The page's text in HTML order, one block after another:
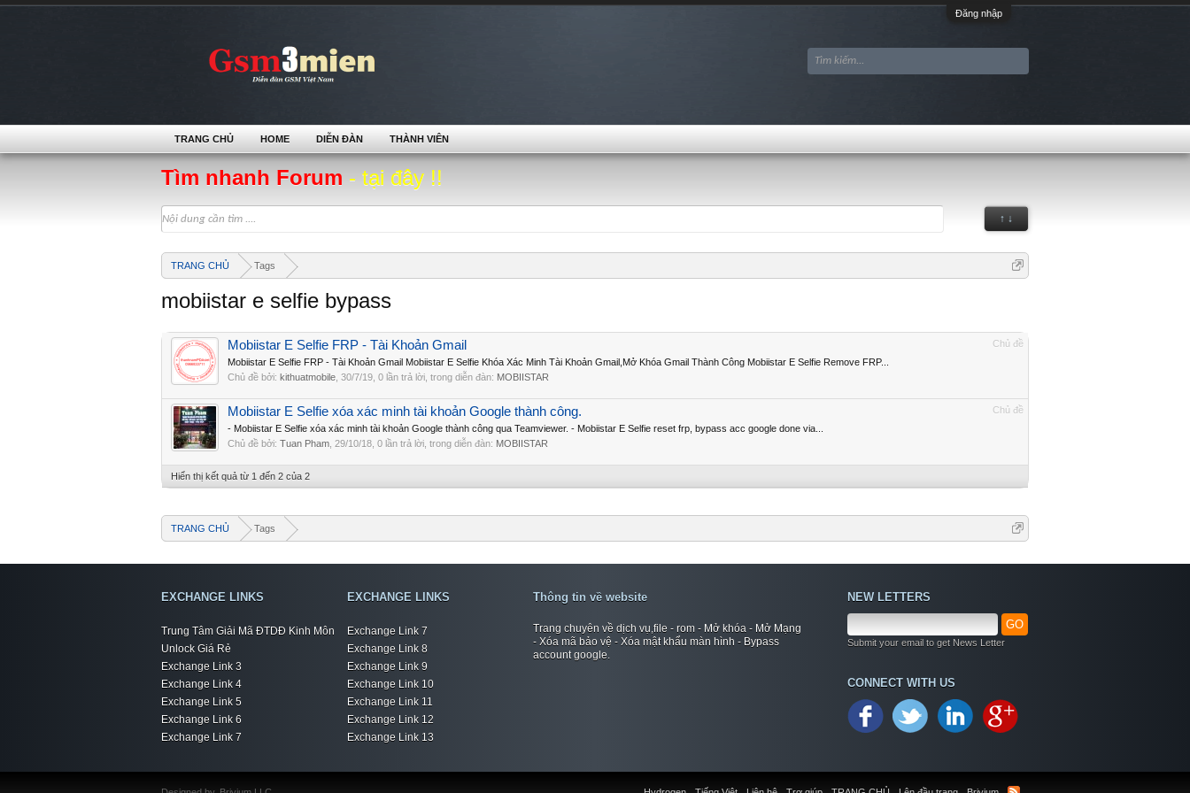
Đăng nhập
Tìm nhanh Forum - tại đây !!
↑ ↓
TRANG CHỦ Tags
mobiistar e selfie bypass
Chủ đề
Mobiistar E Selfie FRP - Tài Khoản Gmail
Mobiistar E Selfie FRP - Tài Khoản Gmail Mobiistar E Selfie Khóa Xác Minh Tài Khoản Gmail,Mở Khóa Gmail Thành Công Mobiistar E Selfie Remove FRP...
Chủ đề bởi: kithuatmobile 30/7/19 , 0 lần trả lời, trong diễn đàn: MOBIISTAR
Chủ đề
Mobiistar E Selfie xóa xác minh tài khoản Google thành công.
- Mobiistar E Selfie xóa xác minh tài khoản Google thành công qua Teamviewer. - Mobiistar E Selfie reset frp, bypass acc google done via...
Chủ đề bởi: Tuan Pham 29/10/18 , 0 lần trả lời, trong diễn đàn: MOBIISTAR
Hiển thị kết quả từ 1 đến 2 của 2
TRANG CHỦ Tags
TRANG CHỦ HOME DIỄN ĐÀN THÀNH VIÊN
EXCHANGE LINKS
Trung Tâm Giải Mã ĐTDĐ Kinh Môn
Unlock Giá Rẻ
Exchange Link 3
Exchange Link 4
Exchange Link 5
Exchange Link 6
Exchange Link 7
EXCHANGE LINKS
Exchange Link 7
Exchange Link 8
Exchange Link 9
Exchange Link 10
Exchange Link 11
Exchange Link 12
Exchange Link 13
Thông tin về website
Trang chuyên về dịch vụ,file - rom - Mở khóa - Mở Mạng
- Xóa mã bảo vệ - Xóa mật khẩu màn hình - Bypass
account google.
NEW LETTERS
GO
Submit your email to get News Letter
CONNECT WITH US